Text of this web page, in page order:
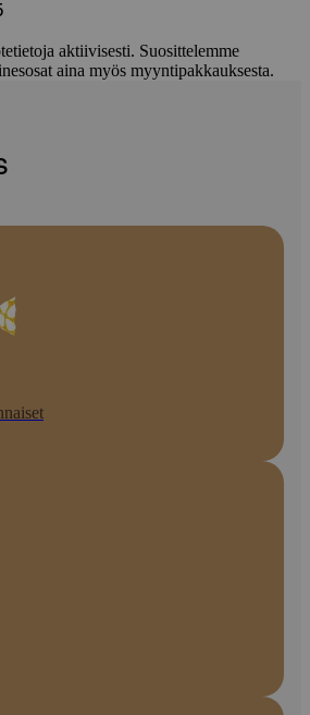
aktiivisesti. Suosittelemme
aina myös myyntipakkauksesta.